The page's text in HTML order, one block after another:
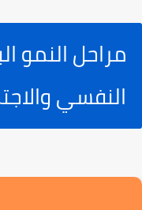
مراحل النمو
النفسي